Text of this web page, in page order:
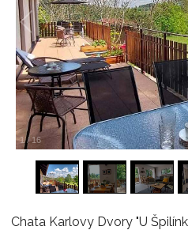
1/16
Chata Karlovy Dvory "U